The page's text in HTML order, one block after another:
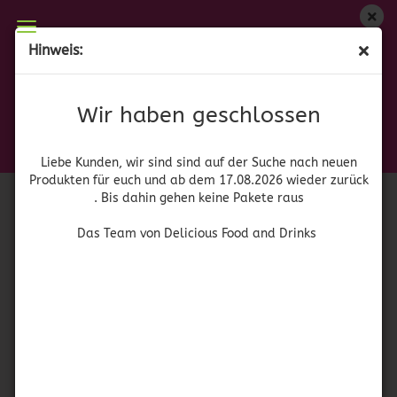
Hinweis:
Wir haben geschlossen
Liebe Kunden, wir sind sind auf der Suche nach neuen
Produkten für euch und ab dem 17.08.2026 wieder zurück
. Bis dahin gehen keine Pakete raus
Das Team von Delicious Food and Drinks
Wir haben geschlossen
zurück. Bis dahin gehen keine Pakete raus
Das Team von Delicious Food and Drinks
42104)